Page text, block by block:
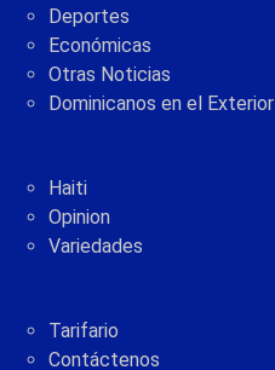
Deportes
Económicas
Otras Noticias
Dominicanos en el Exterior
Haiti
Opinion
Variedades
Tarifario
Contáctenos